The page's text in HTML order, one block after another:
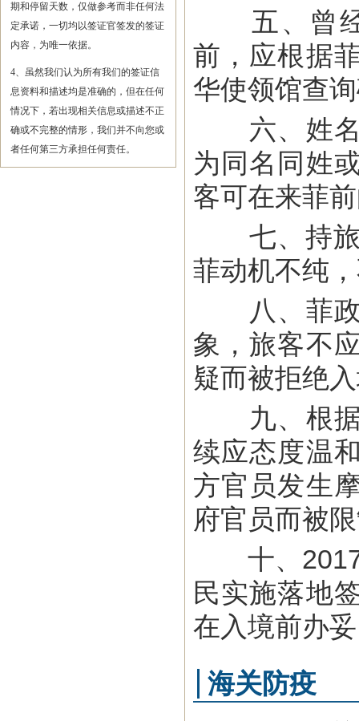
期和停留天数，仅做参考而非任何法
定承诺，一切均以签证官签发的签证
内容，为唯一依据。
4、虽然我们认为所有我们的签证信
息资料和描述均是准确的，但在任何
情况下，若出现相关信息或描述不正
确或不完整的情形，我们并不向您或
者任何第三方承担任何责任。
五、曾经
前，应根据
华使领馆查
六、姓名
为同名同姓
客可在来菲
七、持旅
菲动机不纯
八、菲政
象，旅客不
疑而被拒绝
九、根据
续应态度温
方官员发生
府官员而被
十、2017
民实施落地
在入境前办
海关防疫